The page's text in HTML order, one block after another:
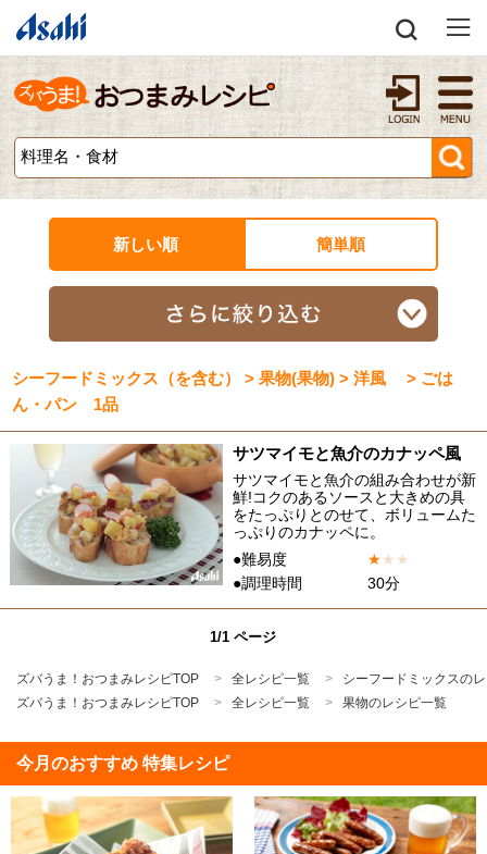
新しい順 簡単順
シーフードミックス（を含む） > 果物(果物) > 洋風 > ごは
ん・パン 1品
サツマイモと魚介のカナッペ風
サツマイモと魚介の組み合わせが新
鮮!コクのあるソースと大きめの具
をたっぷりとのせて、ボリュームた
っぷりのカナッペに。
●難易度
★★ ★
●調理時間
30分
1/1 ページ
ズバうま！おつまみレシピTOP 全レシピ一覧
シーフードミックスの
ズバうま！おつまみレシピTOP
全レシピ一覧 果物のレシピ一覧
今月のおすすめ 特集レシピ